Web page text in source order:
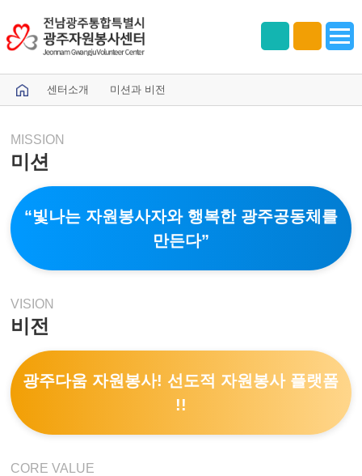
센터소개 미션과 비전
MISSION
미션
“빛나는 자원봉사자와 행복한 광주공동체를
만든다”
VISION
비전
광주다움 자원봉사! 선도적 자원봉사 플랫폼
!!
CORE VALUE